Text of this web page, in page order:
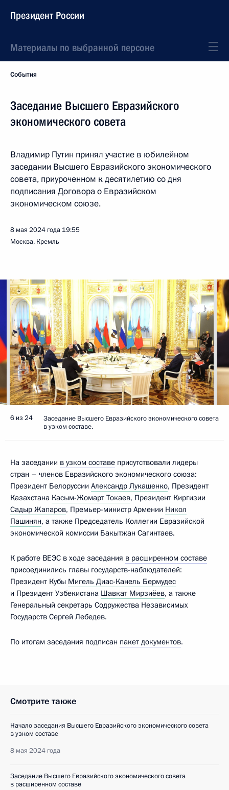
Президент России
Материалы по выбранной персоне
События
Заседание Высшего Евразийского
экономического совета
Владимир Путин принял участие в юбилейном
заседании Высшего Евразийского экономического
совета, приуроченном к десятилетию со дня
подписания Договора о Евразийском
экономическом союзе.
8 мая 2024 года 19:55
Москва, Кремль
6 из 24
Заседание Высшего Евразийского экономического совета
в узком составе.
На заседании в узком составе присутствовали лидеры
стран – членов Евразийского экономического союза:
Президент Белоруссии Александр Лукашенко, Президент
Казахстана Касым-Жомарт Токаев, Президент Киргизии
Садыр Жапаров, Премьер-министр Армении Никол
Пашинян, а также Председатель Коллегии Евразийской
экономической комиссии Бакытжан Сагинтаев.
К работе ВЕЭС в ходе заседания в расширенном составе
присоединились главы государств-наблюдателей:
Президент Кубы Мигель Диас-Канель Бермудес
и Президент Узбекистана Шавкат Мирзиёев, а также
Генеральный секретарь Содружества Независимых
Государств Сергей Лебедев.
По итогам заседания подписан пакет документов.
Смотрите также
Начало заседания Высшего Евразийского экономического совета
в узком составе
8 мая 2024 года
Заседание Высшего Евразийского экономического совета
в расширенном составе